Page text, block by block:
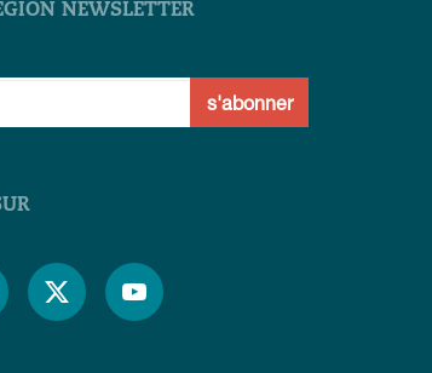
NEWSLETTER
s'abonner
 